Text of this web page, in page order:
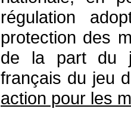
régulation
protection des
de la part du
français du jeu
action pour les